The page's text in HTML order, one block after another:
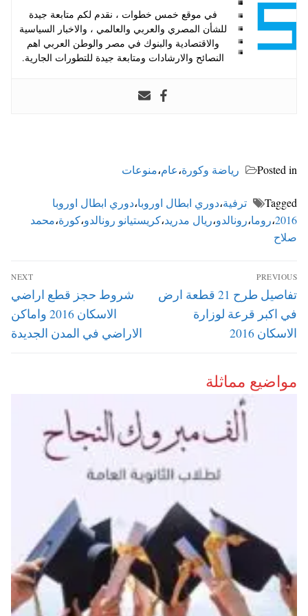
في موقع خمس خطوات ، نقدم لكم متابعة جيدة
للشأن المصري والعربي والعالمي ، والاخبار السياسية
والاقتصادية والبنوك في مصر والوطن العربي اهم
النصائح والارشادات ومتابعة جيدة للتطورات الجارية.
Posted in رياضة وكورة،عام،منوعات
Tagged ترفية،دوري ابطال اوروبا،دوري ابطال اوروبا
2016،روما،رونالدو،ريال مدريد،كريستيانو رونالدو،كورة،محمد
صلاح
تصفّح
المقالات
PREVIOUS
Previous
post:
تفاصيل طرح 21 قطعة ارض
في اكبر قرعة لوزارة
الاسكان 2016
NEXT
Next
شروط حجز قطع اراضي
الاسكان 2016 واماكن
الاراضي في المدن الجديدة
مواضيع مماثلة